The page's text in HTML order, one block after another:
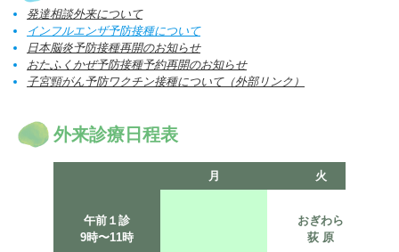
発達相談外来について
インフルエンザ予防接種について
日本脳炎予防接種再開のお知らせ
おたふくかぜ予防接種予約再開のお知らせ
子宮頸がん予防ワクチン接種について（外部リンク）
外来診療日程表
月 火
午前 １診
9時〜11時
おぎわら
荻 原